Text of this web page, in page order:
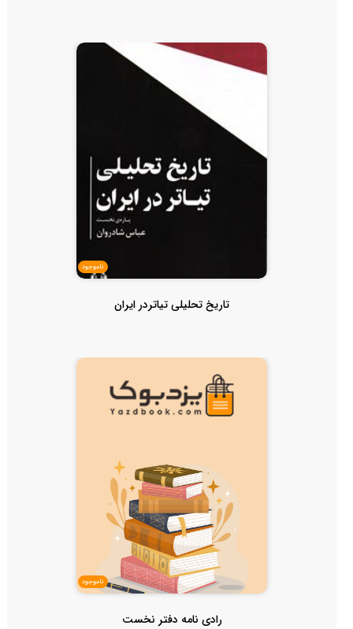
ناموجود
تاریخ تحلیلی تیاتردر ایران
ناموجود
رادی نامه دفتر نخست